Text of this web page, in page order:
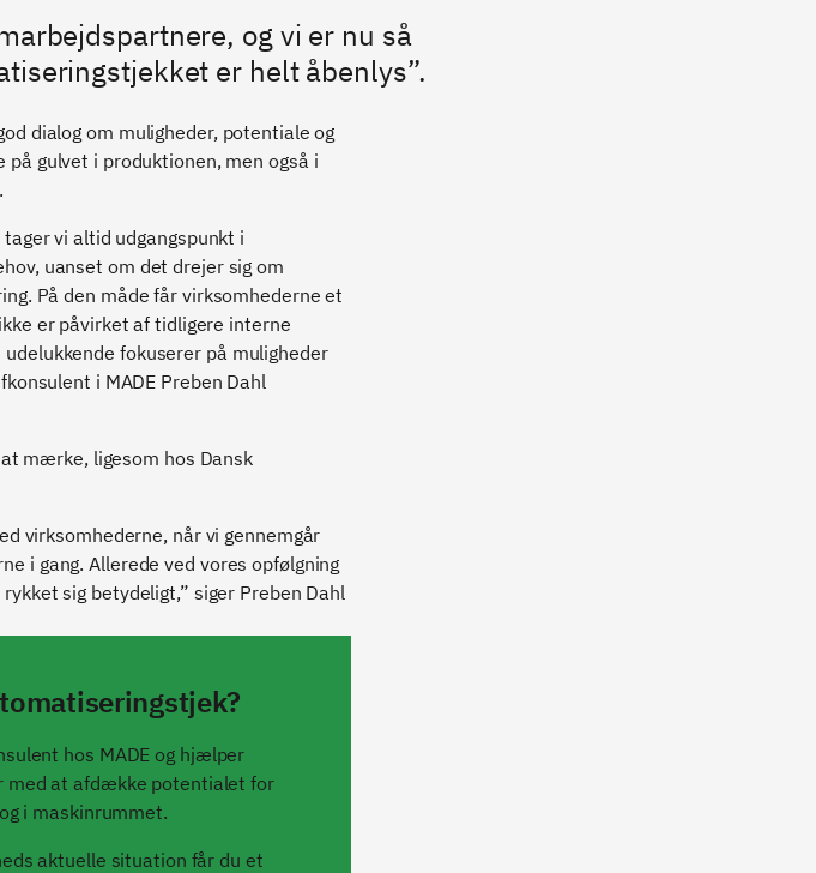
og vi er nu så
er helt åbenlys”.
dialog om muligheder, potentiale og
gulvet i produktionen, men også i
vi altid udgangspunkt i
uanset om det drejer sig om
På den måde får virksomhederne et
er påvirket af tidligere interne
fokuserer på muligheder
i MADE Preben Dahl
mærke, ligesom hos Dansk
virksomhederne, når vi gennemgår
i gang. Allerede ved vores opfølgning
sig betydeligt,” siger Preben Dahl
hos MADE og hjælper
med at afdække potentialet for
i maskinrummet.
aktuelle situation får du et